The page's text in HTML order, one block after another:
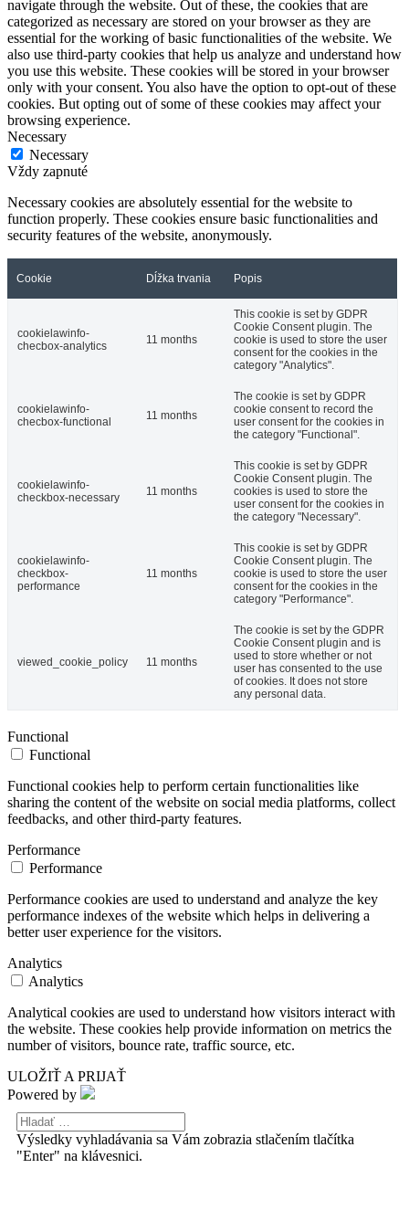
navigate through the website. Out of these, the cookies that are
categorized as necessary are stored on your browser as they are
essential for the working of basic functionalities of the website. We
also use third-party cookies that help us analyze and understand how
you use this website. These cookies will be stored in your browser
only with your consent. You also have the option to opt-out of these
cookies. But opting out of some of these cookies may affect your
browsing experience.
Necessary
Necessary
Vždy zapnuté
Necessary cookies are absolutely essential for the website to
function properly. These cookies ensure basic functionalities and
security features of the website, anonymously.
Cookie Dĺžka trvania Popis
cookielawinfo-
checbox-analytics
11 months
This cookie is set by GDPR
Cookie Consent plugin. The
cookie is used to store the user
consent for the cookies in the
category "Analytics".
cookielawinfo-
checbox-functional
11 months
The cookie is set by GDPR
cookie consent to record the
user consent for the cookies in
the category "Functional".
cookielawinfo-
checkbox-necessary
11 months
This cookie is set by GDPR
Cookie Consent plugin. The
cookies is used to store the
user consent for the cookies in
the category "Necessary".
cookielawinfo-
checkbox-
performance
11 months
This cookie is set by GDPR
Cookie Consent plugin. The
cookie is used to store the user
consent for the cookies in the
category "Performance".
viewed_cookie_policy 11 months
The cookie is set by the GDPR
Cookie Consent plugin and is
used to store whether or not
user has consented to the use
of cookies. It does not store
any personal data.
Functional
Functional
Functional cookies help to perform certain functionalities like
sharing the content of the website on social media platforms, collect
feedbacks, and other third-party features.
Performance
Performance
Performance cookies are used to understand and analyze the key
performance indexes of the website which helps in delivering a
better user experience for the visitors.
Analytics
Analytics
Analytical cookies are used to understand how visitors interact with
the website. These cookies help provide information on metrics the
number of visitors, bounce rate, traffic source, etc.
ULOŽIŤ A PRIJAŤ
Powered by
Výsledky vyhladávania sa Vám zobrazia stlačením tlačítka
"Enter" na klávesnici.